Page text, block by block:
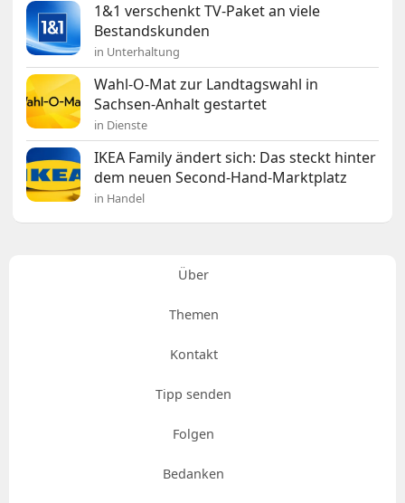
1&1 verschenkt TV-Paket an viele
Bestandskunden
in Unterhaltung
Wahl-O-Mat zur Landtagswahl in
Sachsen-Anhalt gestartet
in Dienste
IKEA Family ändert sich: Das steckt hinter
dem neuen Second-Hand-Marktplatz
in Handel
Über
Themen
Kontakt
Tipp senden
Folgen
Bedanken